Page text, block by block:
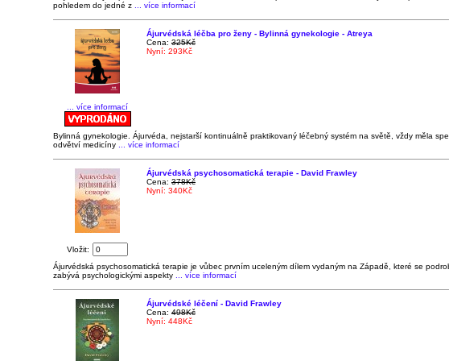
pohledem do jedné z ... více informací
... více informací
Ájurvédská léčba pro ženy - Bylinná gynekologie - Atreya
Cena: 325Kč
Nyní: 293Kč
Bylinná gynekologie. Ájurvéda, nejstarší kontinuálně praktikovaný léčebný systém na světě, vždy měla
odvětví medicíny ... více informací
Vložit:
Ájurvédská psychosomatická terapie - David Frawley
Cena: 378Kč
Nyní: 340Kč
Ájurvédská psychosomatická terapie je vůbec prvním uceleným dílem vydaným na Západě, které se
zabývá psychologickými aspekty ... více informací
Ájurvédské léčení - David Frawley
Cena: 498Kč
Nyní: 448Kč